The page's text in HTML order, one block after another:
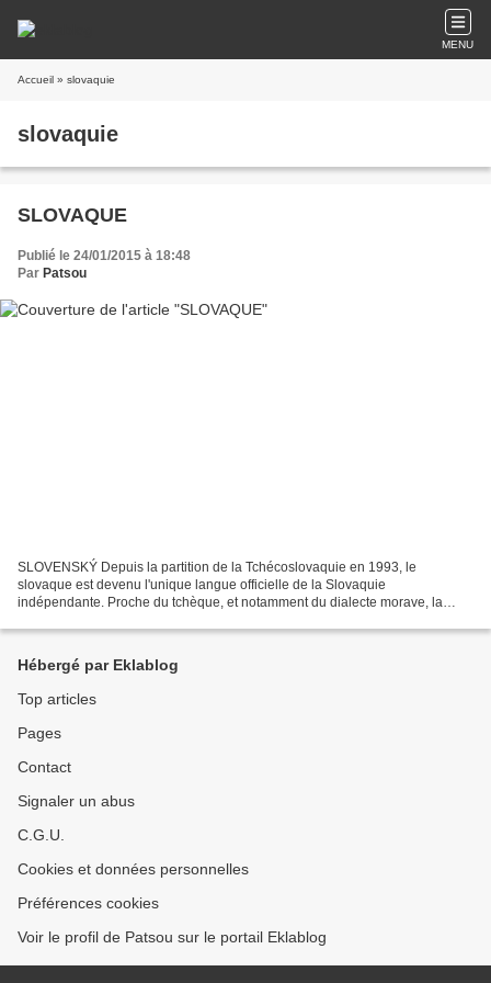
MENU
Accueil » slovaquie
slovaquie
SLOVAQUE
Publié le 24/01/2015 à 18:48
Par Patsou
SLOVENSKÝ Depuis la partition de la Tchécoslovaquie en 1993, le
slovaque est devenu l'unique langue officielle de la Slovaquie
indépendante. Proche du tchèque, et notamment du dialecte morave, la
Hébergé par Eklablog
Top articles
Pages
Contact
Signaler un abus
C.G.U.
Cookies et données personnelles
Préférences cookies
Voir le profil de Patsou sur le portail Eklablog